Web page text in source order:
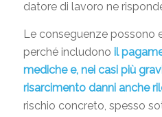
datore di lavoro ne
Le conseguenze possono
perché includono il
mediche e, nei casi più
risarcimento danni anche
rischio concreto, spesso